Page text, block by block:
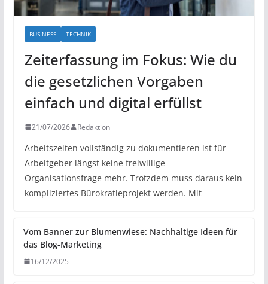
BUSINESS TECHNIK
Zeiterfassung im Fokus: Wie du
die gesetzlichen Vorgaben
einfach und digital erfüllst
21/07/2026 Redaktion
Arbeitszeiten vollständig zu dokumentieren ist für
Arbeitgeber längst keine freiwillige
Organisationsfrage mehr. Trotzdem muss daraus kein
kompliziertes Bürokratieprojekt werden. Mit
Vom Banner zur Blumenwiese: Nachhaltige Ideen für
das Blog-Marketing
16/12/2025